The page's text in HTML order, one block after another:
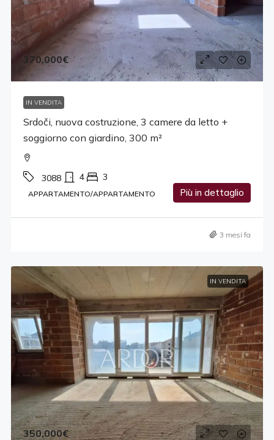
370,000€
IN VENDITA
Srdoči, nuova costruzione, 3 camere da letto +
soggiorno con giardino, 300 m²
3088 4 3
APPARTAMENTO/APPARTAMENTO Più in dettaglio
3 mesi fa
IN VENDITA
350,000€